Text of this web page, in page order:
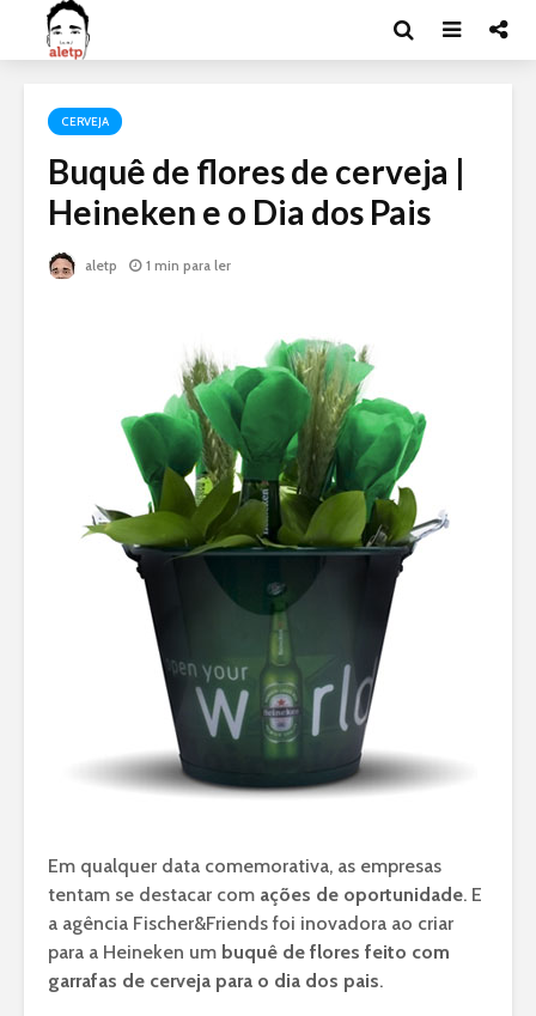
CERVEJA
Buquê de flores de cerveja |
Heineken e o Dia dos Pais
aletp 1 min para ler
Em qualquer data comemorativa, as empresas
tentam se destacar com ações de oportunidade. E
a agência Fischer&Friends foi inovadora ao criar
para a Heineken um buquê de flores feito com
garrafas de cerveja para o dia dos pais.